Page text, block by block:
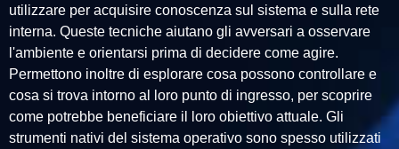
utilizzare per acquisire conoscenza sul sistema e sulla rete
interna. Queste tecniche aiutano gli avversari a osservare
l'ambiente e orientarsi prima di decidere come agire.
Permettono inoltre di esplorare cosa possono controllare e
cosa si trova intorno al loro punto di ingresso, per scoprire
come potrebbe beneficiare il loro obiettivo attuale. Gli
strumenti nativi del sistema operativo sono spesso utilizzati